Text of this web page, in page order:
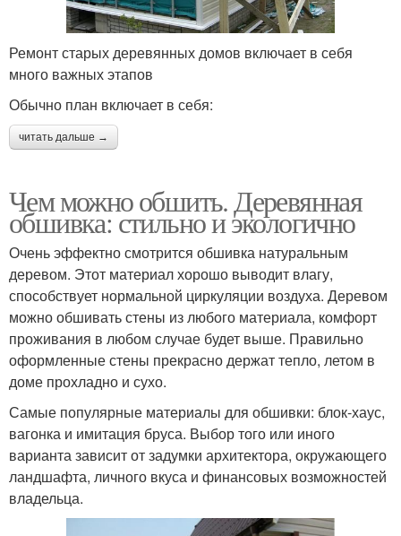
Ремонт старых деревянных домов включает в себя
много важных этапов
Обычно план включает в себя:
читать дальше →
Чем можно обшить. Деревянная
обшивка: стильно и экологично
Очень эффектно смотрится обшивка натуральным
деревом. Этот материал хорошо выводит влагу,
способствует нормальной циркуляции воздуха. Деревом
можно обшивать стены из любого материала, комфорт
проживания в любом случае будет выше. Правильно
оформленные стены прекрасно держат тепло, летом в
доме прохладно и сухо.
Самые популярные материалы для обшивки: блок-хаус,
вагонка и имитация бруса. Выбор того или иного
варианта зависит от задумки архитектора, окружающего
ландшафта, личного вкуса и финансовых возможностей
владельца.